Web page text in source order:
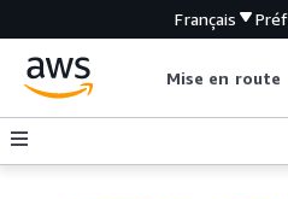
Français
Mise en route